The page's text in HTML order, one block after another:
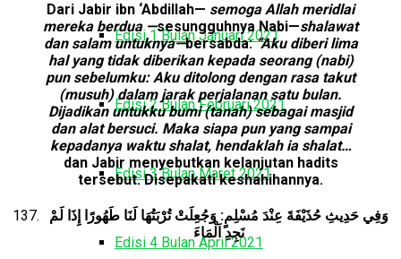
Edisi 1 Bulan Januari 2021
Edisi 2 Bulan Februari 2021
Edisi 3 Bulan Maret 2021
Edisi 4 Bulan April 2021
Dari Jabir ibn ‘Abdillah— semoga Allah meridlai
mereka berdua —sesungguhnya Nabi—shalawat
dan salam untuknya—bersabda:“Aku diberi lima
hal yang tidak diberikan kepada seorang (nabi)
pun sebelumku: Aku ditolong dengan rasa takut
(musuh) dalam jarak perjalanan satu bulan.
Dijadikan untukku bumi (tanah) sebagai masjid
dan alat bersuci. Maka siapa pun yang sampai
kepadanya waktu shalat, hendaklah ia shalat…
dan Jabir menyebutkan kelanjutan hadits
tersebut. Disepakati keshahihannya.
وَفِي حَدِيثِ حُذَيْفَةَ عِنْدَ مُسْلِمٍ: وَجُعِلَتْ تُرْبَتُهَا لَنَا طَهُورًا إِذَا لَمْ
نَجِدِ اَلْمَاءَ